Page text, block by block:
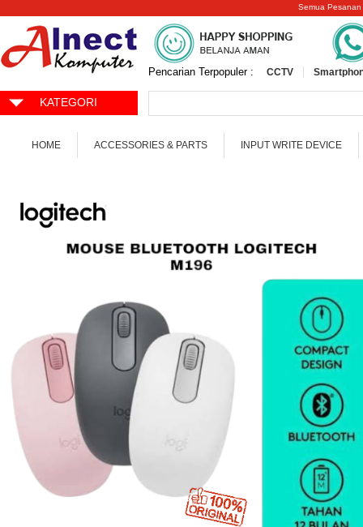
Semua Pesanan
Pencarian Terpopuler : CCTV
KATEGORI
HOME ACCESSORIES & PARTS INPUT WRITE DEVICE